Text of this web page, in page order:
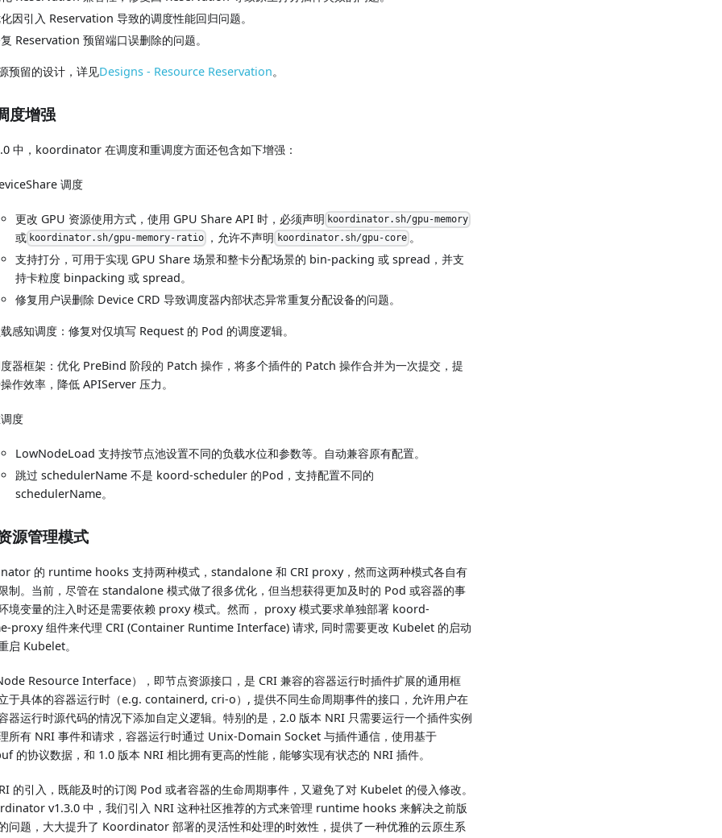
因引入 Reservation 导致的调度性能回归问题。
Reservation 预留端口误删除的问题。
预留的设计，详见Designs - Resource Reservation。
度增强
中，koordinator 在调度和重调度方面还包含如下增强：
调度
更改 GPU 资源使用方式，使用 GPU Share API 时，必须声明 koordinator.sh/gpu-memory
或 koordinator.sh/gpu-memory-ratio ，允许不声明 koordinator.sh/gpu-core 。
支持打分，可用于实现 GPU Share 场景和整卡分配场景的 bin-packing 或 spread，并支
持卡粒度 binpacking 或 spread。
修复用户误删除 Device CRD 导致调度器内部状态异常重复分配设备的问题。
感知调度：修复对仅填写 Request 的 Pod 的调度逻辑。
器框架：优化 PreBind 阶段的 Patch 操作，将多个插件的 Patch 操作合并为一次提交，提
作效率，降低 APIServer 压力。
度
LowNodeLoad 支持按节点池设置不同的负载水位和参数等。自动兼容原有配置。
跳过 schedulerName 不是 koord-scheduler 的Pod，支持配置不同的
schedulerName。
源管理模式
的 runtime hooks 支持两种模式，standalone 和 CRI proxy，然而这两种模式各自有
制。当前，尽管在 standalone 模式做了很多优化，但当想获得更加及时的 Pod 或容器的事
境变量的注入时还是需要依赖 proxy 模式。然而， proxy 模式要求单独部署 koord-
proxy 组件来代理 CRI (Container Runtime Interface) 请求, 同时需要更改 Kubelet 的启动
启 Kubelet。
Resource Interface），即节点资源接口，是 CRI 兼容的容器运行时插件扩展的通用框
于具体的容器运行时（e.g. containerd, cri-o）, 提供不同生命周期事件的接口，允许用户在
器运行时源代码的情况下添加自定义逻辑。特别的是，2.0 版本 NRI 只需要运行一个插件实例
所有 NRI 事件和请求，容器运行时通过 Unix-Domain Socket 与插件通信，使用基于
的协议数据，和 1.0 版本 NRI 相比拥有更高的性能，能够实现有状态的 NRI 插件。
的引入，既能及时的订阅 Pod 或者容器的生命周期事件，又避免了对 Kubelet 的侵入修改。
v1.3.0 中，我们引入 NRI 这种社区推荐的方式来管理 runtime hooks 来解决之前版
问题，大大提升了 Koordinator 部署的灵活性和处理的时效性，提供了一种优雅的云原生系